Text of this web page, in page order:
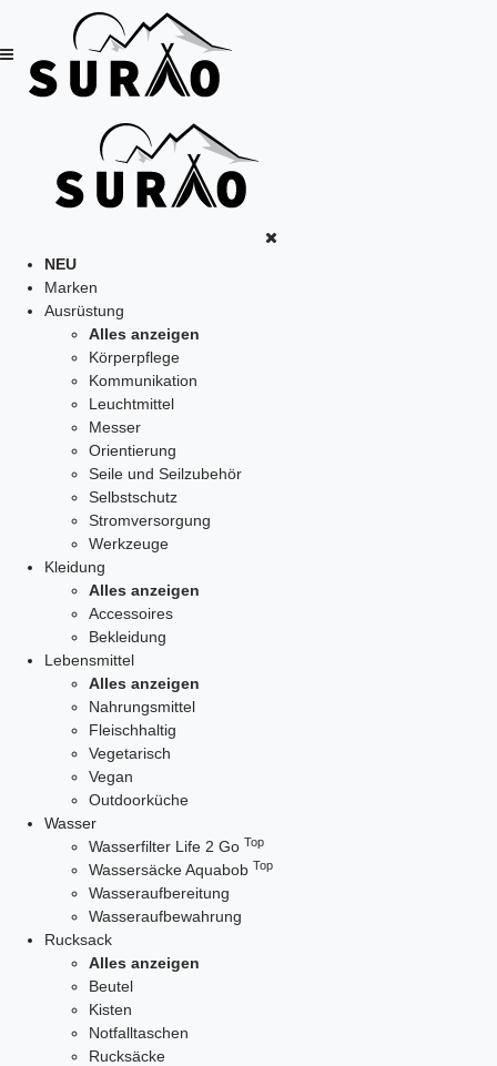
NEU
Marken
Ausrüstung
Alles anzeigen
Körperpflege
Kommunikation
Leuchtmittel
Messer
Orientierung
Seile und Seilzubehör
Selbstschutz
Stromversorgung
Werkzeuge
Kleidung
Alles anzeigen
Accessoires
Bekleidung
Lebensmittel
Alles anzeigen
Nahrungsmittel
Fleischhaltig
Vegetarisch
Vegan
Outdoorküche
Wasser
Wasserfilter Life 2 Go Top
Wassersäcke Aquabob Top
Wasseraufbereitung
Wasseraufbewahrung
Rucksack
Alles anzeigen
Beutel
Kisten
Notfalltaschen
Rucksäcke